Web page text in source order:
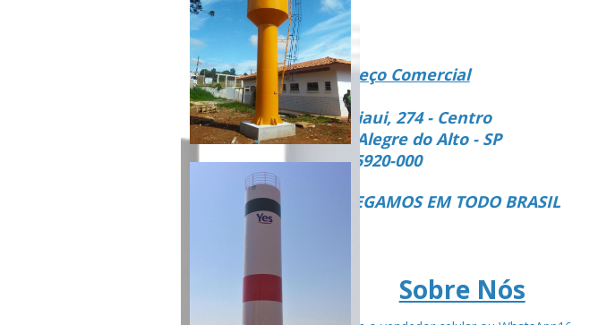
Endereço Comercial
Rua Piaui, 274 - Centro
Vista Alegre do Alto - SP
CEP 15920-000
ENTREGAMOS EM TODO BRASIL
Sobre Nós